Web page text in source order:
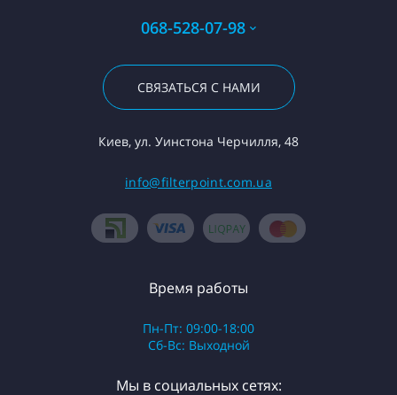
068-528-07-98
СВЯЗАТЬСЯ С НАМИ
Киев, ул. Уинстона Черчилля, 48
info@filterpoint.com.ua
Время работы
Пн-Пт: 09:00-18:00
Сб-Вс: Выходной
Мы в социальных сетях: